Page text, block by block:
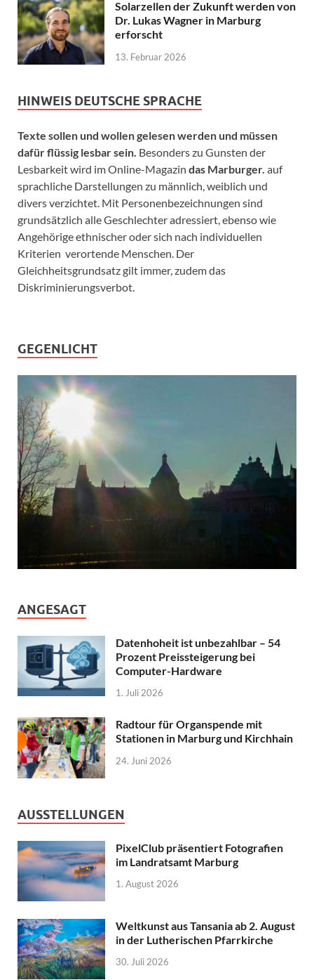
Solarzellen der Zukunft werden von
Dr. Lukas Wagner in Marburg
erforscht
13. Februar 2026
HINWEIS DEUTSCHE SPRACHE
Texte sollen und wollen gelesen werden und müssen
dafür flüssig lesbar sein. Besonders zu Gunsten der
Lesbarkeit wird im Online-Magazin das Marburger. auf
sprachliche Darstellungen zu männlich, weiblich und
divers verzichtet. Mit Personenbezeichnungen sind
grundsätzlich alle Geschlechter adressiert, ebenso wie
Angehörige ethnischer oder sich nach individuellen
Kriterien verortende Menschen. Der
Gleichheitsgrundsatz gilt immer, zudem das
Diskriminierungsverbot.
GEGENLICHT
ANGESAGT
Datenhoheit ist unbezahlbar – 54
Prozent Preissteigerung bei
Computer-Hardware
1. Juli 2026
Radtour für Organspende mit
Stationen in Marburg und Kirchhain
24. Juni 2026
AUSSTELLUNGEN
PixelClub präsentiert Fotografien
im Landratsamt Marburg
1. August 2026
Weltkunst aus Tansania ab 2. August
in der Lutherischen Pfarrkirche
30. Juli 2026